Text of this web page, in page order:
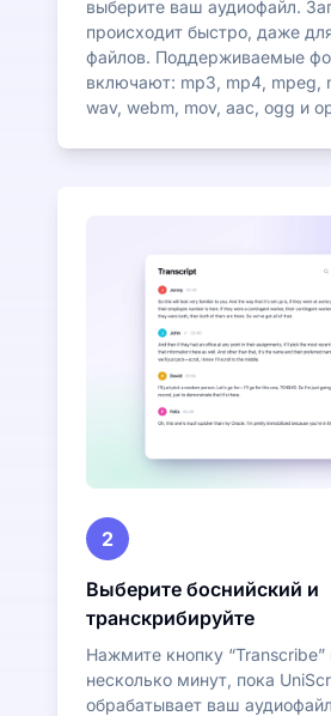
выберите ваш аудиофайл.
происходит быстро, даже
файлов. Поддерживаемые
включают: mp3, mp4, mpeg,
wav, webm, mov, aac, ogg и
2
Выберите боснийский и
транскрибируйте
Нажмите кнопку
несколько минут, пока
обрабатывает ваш